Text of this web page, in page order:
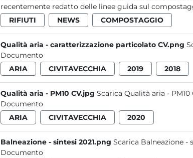
recentemente redatto delle linee guida sul
RIFIUTI
NEWS COMPOSTAGGIO
Qualità aria - caratterizzazione particolato CV.png
Documento
ARIA
CIVITAVECCHIA 2019 2018
Qualità aria - PM10 CV.jpg Scarica Qualità aria - PM10
Documento
ARIA
CIVITAVECCHIA 2020
Balneazione - sintesi 2021.png Scarica Balneazione -
Documento